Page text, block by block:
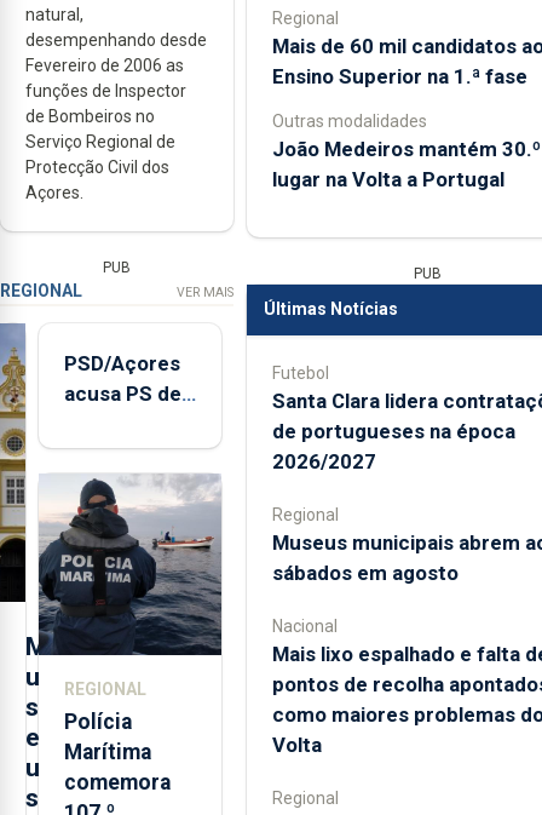
natural,
desempenhando desde
Fevereiro de 2006 as
funções de Inspector
de Bombeiros no
Serviço Regional de
Protecção Civil dos
Açores.
PUB
REGIONAL VER MAIS
M
u
s
e
u
s
PSD/Açores
acusa PS de
contraditória"
sobre
evolução
turística
REGIONAL
Polícia
Marítima
comemora
Regional
Mais de 60 mil candidatos
Ensino Superior na 1.ª fase
Outras modalidades
João Medeiros mantém 30.º
lugar na Volta a Portugal
PUB
Últimas Notícias
Futebol
Santa Clara lidera
de portugueses na época
2026/2027
Regional
Museus municipais abrem
sábados em agosto
Nacional
Mais lixo espalhado e falta
pontos de recolha
como maiores problemas
Volta
Regional